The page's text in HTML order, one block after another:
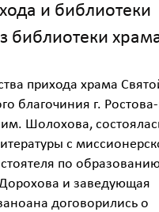
и библиотеки
библиотеки
прихода храма
благочиния г.
Шолохова,
с
по
и заведующая
договорились о